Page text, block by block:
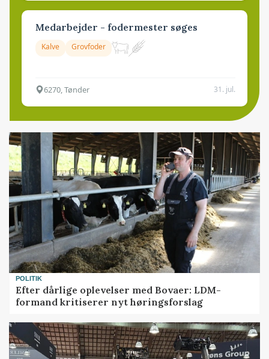
Medarbejder - fodermester søges
Kalve Grovfoder
6270, Tønder 31. jul.
POLITIK
Efter dårlige oplevelser med Bovaer: LDM-
formand kritiserer nyt høringsforslag